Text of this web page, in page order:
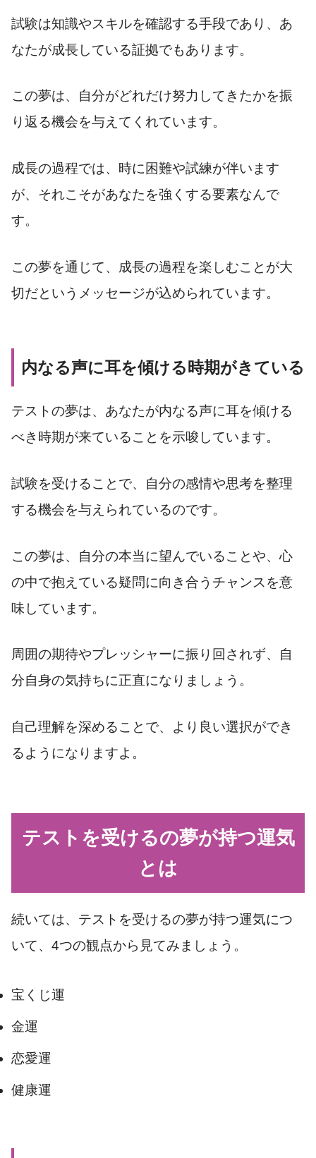
試験は知識やスキルを確認する手段であり、あ
なたが成長している証拠でもあります。
この夢は、自分がどれだけ努力してきたかを振
り返る機会を与えてくれています。
成長の過程では、時に困難や試練が伴います
が、それこそがあなたを強くする要素なんで
す。
この夢を通じて、成長の過程を楽しむことが大
切だというメッセージが込められています。
内なる声に耳を傾ける時期がきている
テストの夢は、あなたが内なる声に耳を傾ける
べき時期が来ていることを示唆しています。
試験を受けることで、自分の感情や思考を整理
する機会を与えられているのです。
この夢は、自分の本当に望んでいることや、心
の中で抱えている疑問に向き合うチャンスを意
味しています。
周囲の期待やプレッシャーに振り回されず、自
分自身の気持ちに正直になりましょう。
自己理解を深めることで、より良い選択ができ
るようになりますよ。
テストを受けるの夢が持つ運気
とは
続いては、テストを受けるの夢が持つ運気につ
いて、4つの観点から見てみましょう。
宝くじ運
金運
恋愛運
健康運